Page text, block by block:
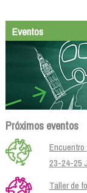
Eventos
Próximos eventos
Encuentro
23-24-25
Taller de